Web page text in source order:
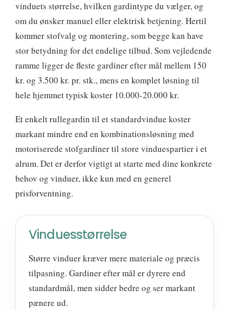
vinduets størrelse, hvilken gardintype du vælger, og
om du ønsker manuel eller elektrisk betjening. Hertil
kommer stofvalg og montering, som begge kan have
stor betydning for det endelige tilbud. Som vejledende
ramme ligger de fleste gardiner efter mål mellem 150
kr. og 3.500 kr. pr. stk., mens en komplet løsning til
hele hjemmet typisk koster 10.000-20.000 kr.
Et enkelt rullegardin til et standardvindue koster
markant mindre end en kombinationsløsning med
motoriserede stofgardiner til store vinduespartier i et
alrum. Det er derfor vigtigt at starte med dine konkrete
behov og vinduer, ikke kun med en generel
prisforventning.
Vinduesstørrelse
Større vinduer kræver mere materiale og præcis
tilpasning. Gardiner efter mål er dyrere end
standardmål, men sidder bedre og ser markant
pænere ud.